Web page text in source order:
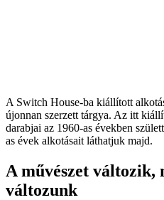
A Switch House-ba kiállított
újonnan szerzett tárgya. Az itt
darabjai az 1960-as években
as évek alkotásait láthatjuk majd.
A művészet változik,
változunk